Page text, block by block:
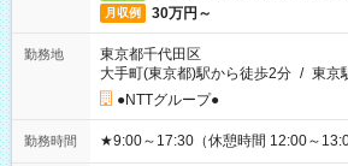
月収例 30万円～
勤務地
東京都千代田区
大手町(東京都)駅から徒歩2分 / 東京
●NTTグループ●
勤務時間 ★9:00～17:30（休憩時間 12:00～